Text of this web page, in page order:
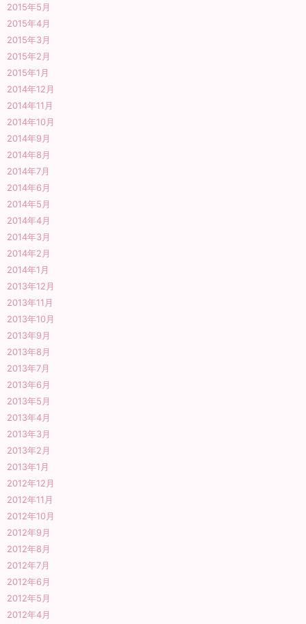
2015年5月
2015年4月
2015年3月
2015年2月
2015年1月
2014年12月
2014年11月
2014年10月
2014年9月
2014年8月
2014年7月
2014年6月
2014年5月
2014年4月
2014年3月
2014年2月
2014年1月
2013年12月
2013年11月
2013年10月
2013年9月
2013年8月
2013年7月
2013年6月
2013年5月
2013年4月
2013年3月
2013年2月
2013年1月
2012年12月
2012年11月
2012年10月
2012年9月
2012年8月
2012年7月
2012年6月
2012年5月
2012年4月